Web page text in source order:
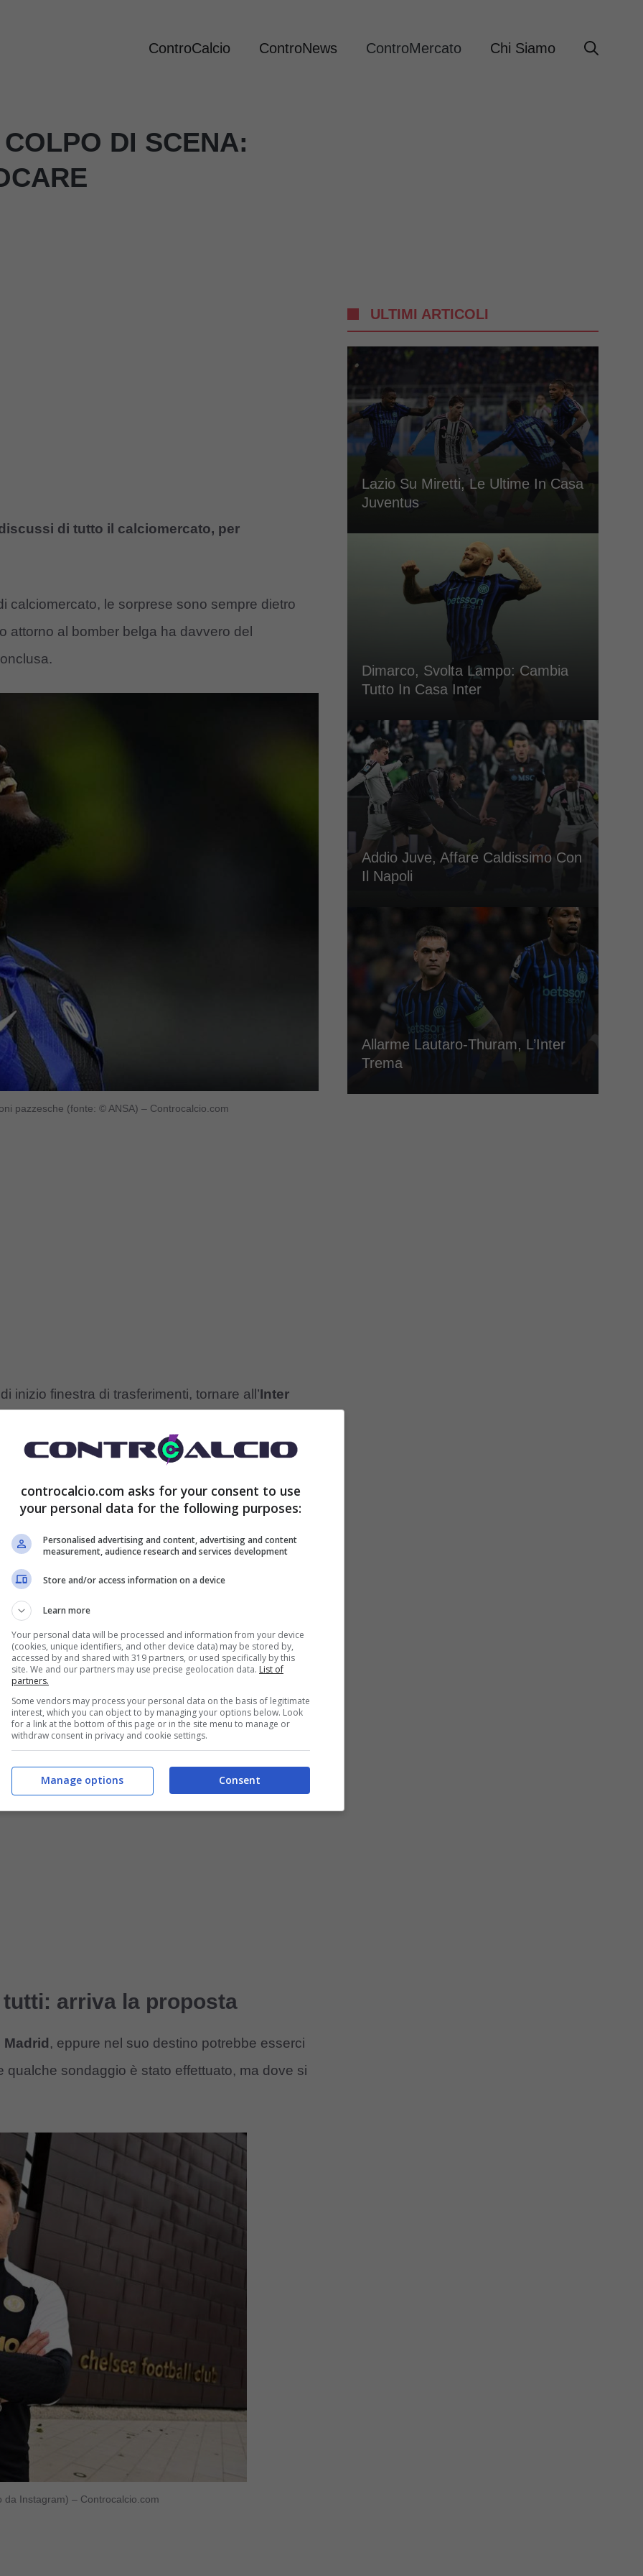
ControCalcio ControNews ControMercato Chi Siamo
DI SCENA:
di tutto il calciomercato, per
calciomercato, le sorprese sono sempre dietro
attorno al bomber belga ha davvero del
pazzesche (fonte: © ANSA) – Controcalcio.com
inizio finestra di trasferimenti, tornare all’Inter
tentato la strada di un nuovo accordo
per il trasferimento dalChelseaa titolo
non era stata la società londinese, ma lo
ha irritato tutti a Milano.
fosse laJuventus, ma l’assalto bianconero non si
della Vecchia Signora era (forse è ancora)
Chelsea per l’affare, nemmeno provando a
proposta dei torinesi e quella dei Blues sono
a Londra, ad allenarsi a parte.
succedere. InSerie A, rimane vivo
una sortita last minute, ma occhio anche a
sorprendente.
arriva la proposta
Madrid , eppure nel suo destino potrebbe esserci
qualche sondaggio è stato effettuato, ma dove si
Instagram) – Controcalcio.com
ULTIMI ARTICOLI
Lazio Su Miretti, Le Ultime In Casa
Juventus
Dimarco, Svolta Lampo: Cambia
Tutto In Casa Inter
Addio Juve, Affare Caldissimo Con
Il Napoli
Allarme Lautaro-Thuram, L’Inter
Trema
controcalcio.com asks for your consent to use
your personal data for the following purposes:
Personalised advertising and content, advertising and content
measurement, audience research and services development
Store and/or access information on a device
Learn more
Your personal data will be processed and information from your device
(cookies, unique identifiers, and other device data) may be stored by,
accessed by and shared with 319 partners, or used specifically by this
site. We and our partners may use precise geolocation data. List of
partners.
Some vendors may process your personal data on the basis of legitimate
interest, which you can object to by managing your options below. Look
for a link at the bottom of this page or in the site menu to manage or
withdraw consent in privacy and cookie settings.
Consent
Manage options